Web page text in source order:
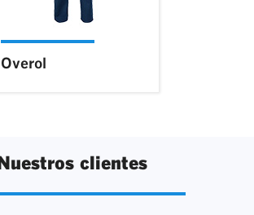
Overol
Nuestros clientes